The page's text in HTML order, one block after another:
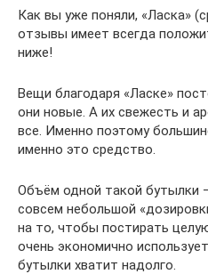
Как вы уже поняли, «Ласка»
отзывы имеет всегда
ниже!
Вещи благодаря «Ласке»
они новые. А их свежесть и
все. Именно поэтому
именно это средство.
Объём одной такой бутылки
совсем небольшой
на то, чтобы постирать
очень экономично
бутылки хватит надолго.